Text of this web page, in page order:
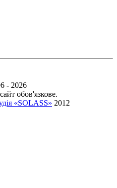
- 2026
обов'язкове.
«SOLASS» 2012